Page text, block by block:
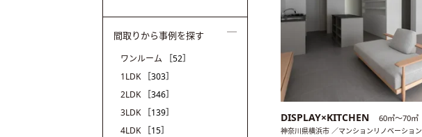
DISPLAY×KITCHEN 60㎡〜70㎡
神奈川県横浜市 ／マンションリノベーション
間取りから事例を探す
ワンルーム
［52］
1LDK
［303］
2LDK
［346］
3LDK
［139］
4LDK
［15］